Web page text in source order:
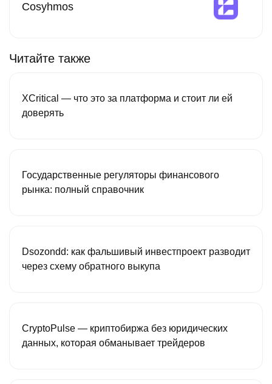
Cosyhmos
Читайте также
XCritical — что это за платформа и стоит ли ей
доверять
Государственные регуляторы финансового
рынка: полный справочник
Dsozondd: как фальшивый инвестпроект разводит
через схему обратного выкупа
CryptoPulse — криптобиржа без юридических
данных, которая обманывает трейдеров